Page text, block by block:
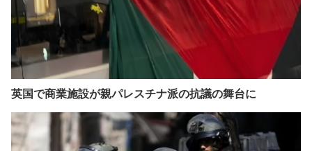
英国で商業施設が親パレスチナ派の抗議の舞台に